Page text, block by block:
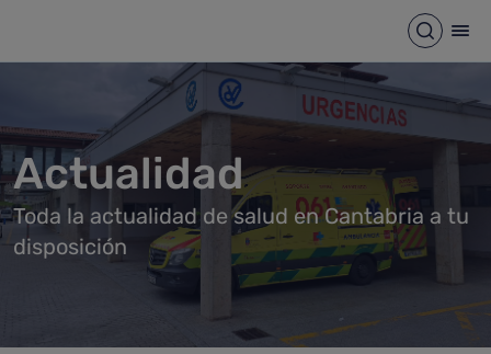
Abrir
Actualidad
Toda la actualidad de salud en Cantabria a tu
disposición